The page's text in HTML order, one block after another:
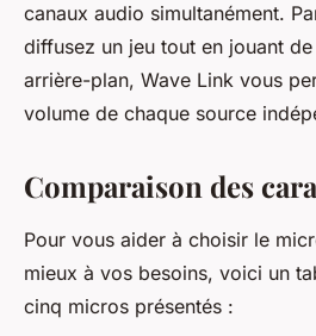
canaux audio simultanément.
diffusez un jeu tout en jouant
arrière-plan, Wave Link vous
volume de chaque source
Comparaison des
Pour vous aider à choisir le
mieux à vos besoins, voici un
cinq micros présentés :